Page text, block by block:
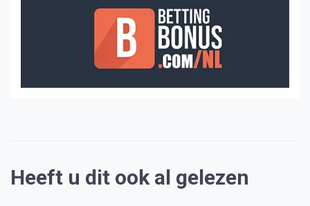
Heeft u dit ook al gelezen